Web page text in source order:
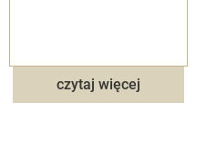
czytaj więcej